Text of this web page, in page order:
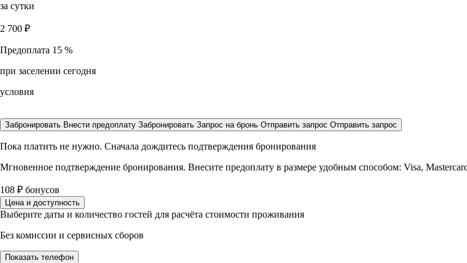
за сутки
2 700 ₽
Предоплата 15 %
при заселении сегодня
условия
Забронировать Внести предоплату Забронировать Запрос на бронь Отправить запрос Отправить запрос
Пока платить не нужно. Сначала дождитесь подтверждения бронирования
Мгновенное подтверждение бронирования. Внесите предоплату в размере удобным способом: Visa,
108 ₽ бонусов
Цена и доступность
Выберите даты и количество гостей для расчёта стоимости проживания
Без комиссии и сервисных сборов
Показать телефон